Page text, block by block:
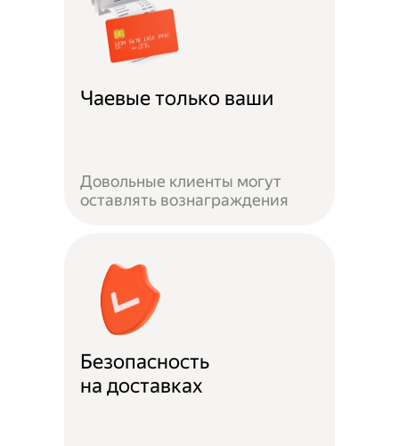
Чаевые только ваши
Довольные клиенты могут
оставлять вознаграждения
Безопасность
на доставках